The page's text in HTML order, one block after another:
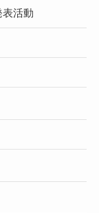
表活動